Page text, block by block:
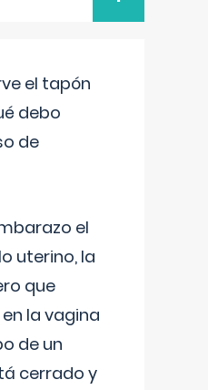
el tapón
debo
de
el
uterino, la
que
la vagina
de un
cerrado y